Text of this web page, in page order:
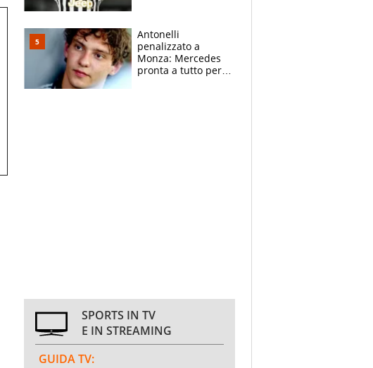
Antonelli
penalizzato a
Monza: Mercedes
pronta a tutto per
SPORTS IN TV
E IN STREAMING
GUIDA TV: